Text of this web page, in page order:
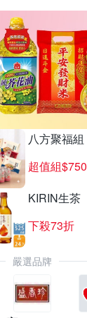
八方聚福組
超值組$750
KIRIN生茶
下殺73折
嚴選品牌